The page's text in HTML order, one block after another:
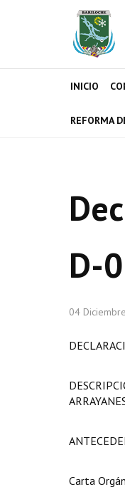
INICIO
REFORMA
D-
04
Carta